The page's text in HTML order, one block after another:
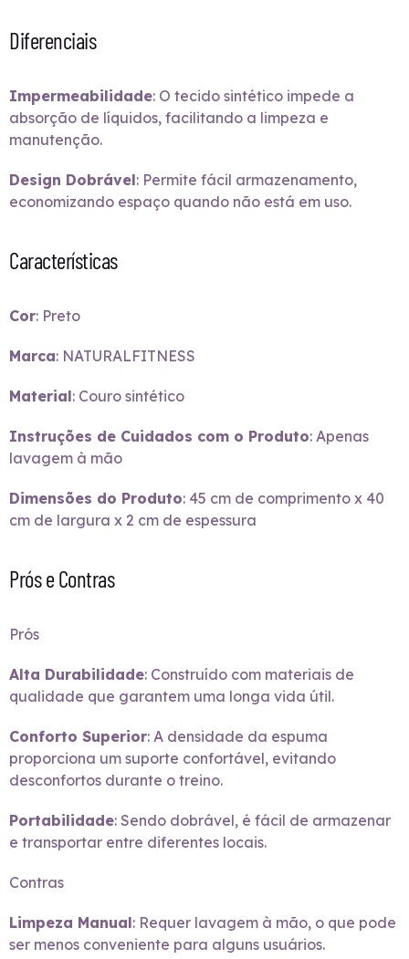
Diferenciais
Impermeabilidade: O tecido sintético impede a
absorção de líquidos, facilitando a limpeza e
manutenção.
Design Dobrável: Permite fácil armazenamento,
economizando espaço quando não está em uso.
Características
Cor: Preto
Marca: NATURALFITNESS
Material: Couro sintético
Instruções de Cuidados com o Produto: Apenas
lavagem à mão
Dimensões do Produto: 45 cm de comprimento x 40
cm de largura x 2 cm de espessura
Prós e Contras
Prós
Alta Durabilidade: Construído com materiais de
qualidade que garantem uma longa vida útil.
Conforto Superior: A densidade da espuma
proporciona um suporte confortável, evitando
desconfortos durante o treino.
Portabilidade: Sendo dobrável, é fácil de armazenar
e transportar entre diferentes locais.
Contras
Limpeza Manual: Requer lavagem à mão, o que pode
ser menos conveniente para alguns usuários.